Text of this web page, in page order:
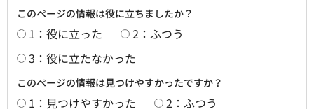
このページの情報は役に立ちましたか？
1：役に立った
2：ふつう
3：役に立たなかった
このページの情報は見つけやすかったですか？
1：見つけやすかった
2：ふつう